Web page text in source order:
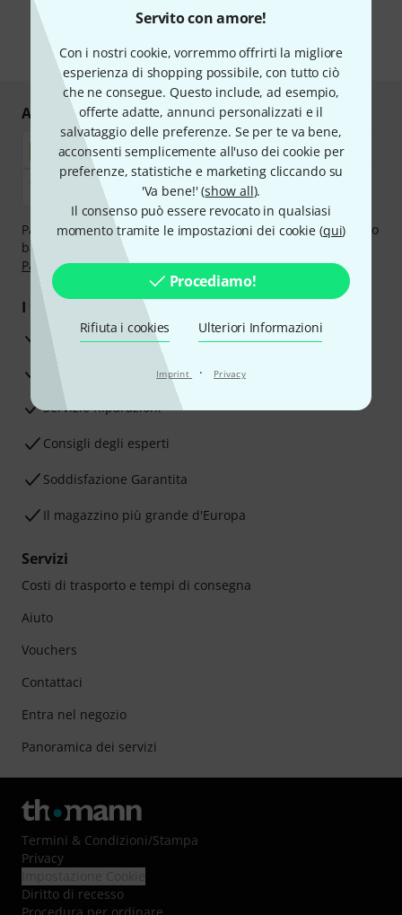
Servito con amore!
Con i nostri cookie, vorremmo offrirti la migliore
esperienza di shopping possibile, con tutto ciò
che ne consegue. Questo include, ad esempio,
offerte adatte, annunci personalizzati e il
salvataggio delle preferenze. Se per te va bene,
acconsenti semplicemente all'uso dei cookie per
preferenze, statistiche e marketing cliccando su
'Va bene!' (show all).
Il consenso può essere revocato in qualsiasi
momento tramite le impostazioni dei cookie (qui)
Procediamo!
Rifiuta i cookies Ulteriori Informazioni
Imprint · Privacy
ulteriori informazioni sulla newsletter nelle nostre linee guida per la
protezione dei datidata protection guideline
* Richiesto
Acquisti e pagamenti sicuri
Paga in tutta sicurezza con Contanti alla consegna, Bonifico
bancario, PayPal, Amazon Pay,
Paga in 3 rateoppure Carta di credito.
I tuoi vantaggi
3 anni di garanzia Thomann
30 giorni di garanzia soddisfatti o rimborsati
Servizio Riparazioni
Consigli degli esperti
Soddisfazione Garantita
Il magazzino più grande d'Europa
Servizi
Costi di trasporto e tempi di consegna
Aiuto
Vouchers
Contattaci
Entra nel negozio
Panoramica dei servizi
Termini & Condizioni/Stampa
Privacy
Diritto di recesso